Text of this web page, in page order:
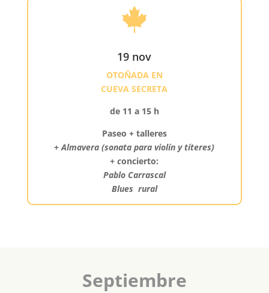

19 nov
OTOÑADA EN
CUEVA SECRETA
de 11 a 15 h
Paseo + talleres
+Almavera (sonata para violín y títeres)
+ concierto:
Pablo Carrascal
Blues rural
Septiembre